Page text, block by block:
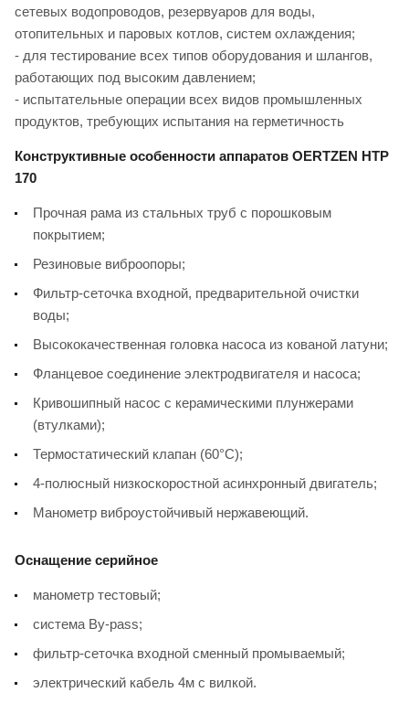
сетевых водопроводов, резервуаров для воды,
отопительных и паровых котлов, систем охлаждения;
- для тестирование всех типов оборудования и шлангов,
работающих под высоким давлением;
- испытательные операции всех видов промышленных
продуктов, требующих испытания на герметичность
Конструктивные особенности аппаратов OERTZEN HTP
170
Прочная рама из стальных труб с порошковым
покрытием;
Резиновые виброопоры;
Фильтр-сеточка входной, предварительной очистки
воды;
Высококачественная головка насоса из кованой латуни;
Фланцевое соединение электродвигателя и насоса;
Кривошипный насос с керамическими плунжерами
(втулками);
Термостатический клапан (60°С);
4-полюсный низкоскоростной асинхронный двигатель;
Манометр виброустойчивый нержавеющий.
Оснащение серийное
манометр тестовый;
система By-pass;
фильтр-сеточка входной сменный промываемый;
электрический кабель 4м с вилкой.